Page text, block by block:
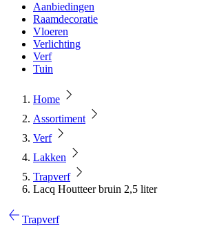
Aanbiedingen
Raamdecoratie
Vloeren
Verlichting
Verf
Tuin
Home
Assortiment
Verf
Lakken
Trapverf
Lacq Houtteer bruin 2,5 liter
Trapverf